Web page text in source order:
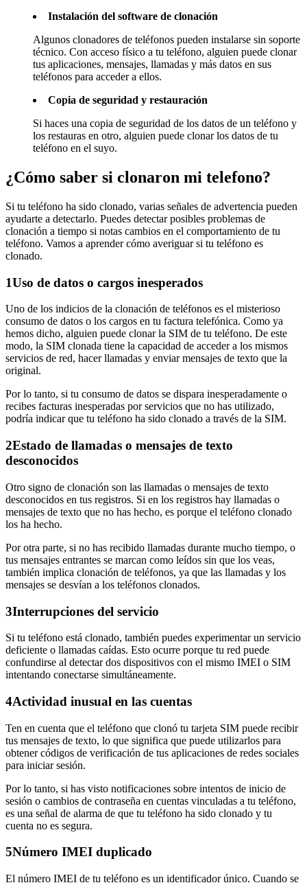
Instalación del software de clonación
Algunos clonadores de teléfonos pueden instalarse sin soporte
técnico. Con acceso físico a tu teléfono, alguien puede clonar
tus aplicaciones, mensajes, llamadas y más datos en sus
teléfonos para acceder a ellos.
Copia de seguridad y restauración
Si haces una copia de seguridad de los datos de un teléfono y
los restauras en otro, alguien puede clonar los datos de tu
teléfono en el suyo.
¿Cómo saber si clonaron mi telefono?
Si tu teléfono ha sido clonado, varias señales de advertencia pueden
ayudarte a detectarlo. Puedes detectar posibles problemas de
clonación a tiempo si notas cambios en el comportamiento de tu
teléfono. Vamos a aprender cómo averiguar si tu teléfono es
clonado.
1Uso de datos o cargos inesperados
Uno de los indicios de la clonación de teléfonos es el misterioso
consumo de datos o los cargos en tu factura telefónica. Como ya
hemos dicho, alguien puede clonar la SIM de tu teléfono. De este
modo, la SIM clonada tiene la capacidad de acceder a los mismos
servicios de red, hacer llamadas y enviar mensajes de texto que la
original.
Por lo tanto, si tu consumo de datos se dispara inesperadamente o
recibes facturas inesperadas por servicios que no has utilizado,
podría indicar que tu teléfono ha sido clonado a través de la SIM.
2Estado de llamadas o mensajes de texto
desconocidos
Otro signo de clonación son las llamadas o mensajes de texto
desconocidos en tus registros. Si en los registros hay llamadas o
mensajes de texto que no has hecho, es porque el teléfono clonado
los ha hecho.
Por otra parte, si no has recibido llamadas durante mucho tiempo, o
tus mensajes entrantes se marcan como leídos sin que los veas,
también implica clonación de teléfonos, ya que las llamadas y los
mensajes se desvían a los teléfonos clonados.
3Interrupciones del servicio
Si tu teléfono está clonado, también puedes experimentar un servicio
deficiente o llamadas caídas. Esto ocurre porque tu red puede
confundirse al detectar dos dispositivos con el mismo IMEI o SIM
intentando conectarse simultáneamente.
4Actividad inusual en las cuentas
Ten en cuenta que el teléfono que clonó tu tarjeta SIM puede recibir
tus mensajes de texto, lo que significa que puede utilizarlos para
obtener códigos de verificación de tus aplicaciones de redes sociales
para iniciar sesión.
Por lo tanto, si has visto notificaciones sobre intentos de inicio de
sesión o cambios de contraseña en cuentas vinculadas a tu teléfono,
es una señal de alarma de que tu teléfono ha sido clonado y tu
cuenta no es segura.
5Número IMEI duplicado
El número IMEI de tu teléfono es un identificador único. Cuando se